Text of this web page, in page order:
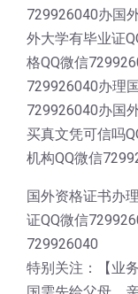
729926040办国
外大学有毕业证
格QQ微信
729926040办理
729926040办国
买真文凭可信吗
机构QQ微信
国外资格证书办
证QQ微信
729926040
特别关注：【业